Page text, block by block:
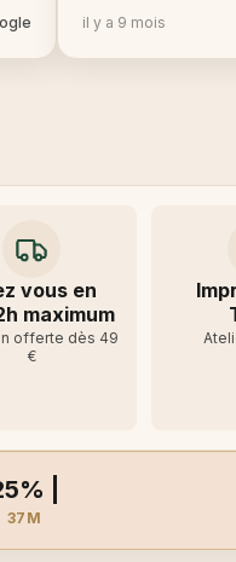
il y a 9 mois
vous en
maximum
offerte dès 49
€
|
37M